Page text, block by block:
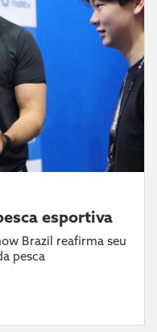
esportiva
Brazil reafirma seu
pesca